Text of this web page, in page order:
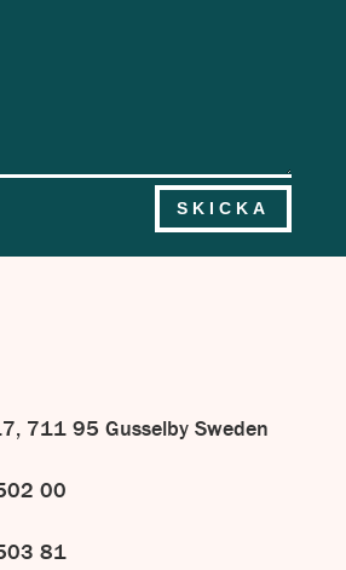
SKICKA
711 95 Gusselby Sweden
00
81